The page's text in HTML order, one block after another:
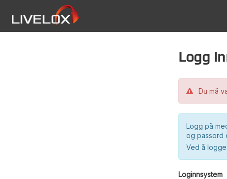
Logg
Du må
Logg på
og passord
Ved å
Loginnsystem